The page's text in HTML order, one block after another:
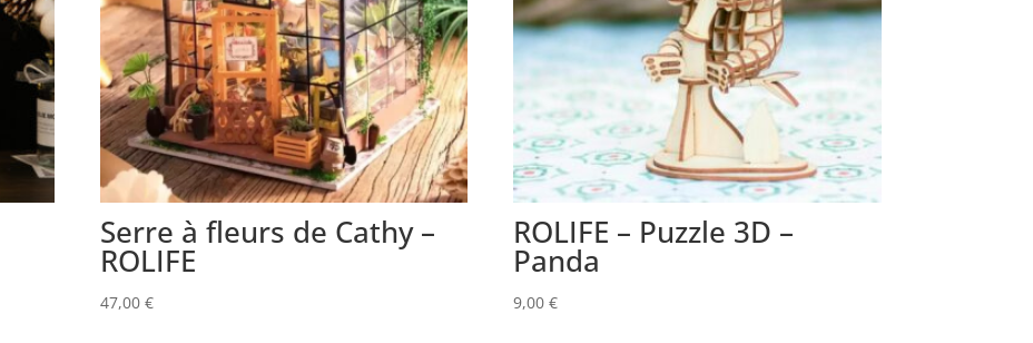
Serre à fleurs de Cathy –
ROLIFE
47,00 €
ROLIFE – Puzzle 3D –
Panda
9,00€